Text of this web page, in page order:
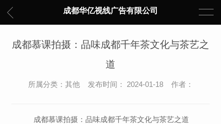
成都华亿视线广告有限公司
成都慕课拍摄：品味成都千年茶文化与茶艺之
道
所属分类：其他 发布时间： 2024-01-18 作者：
成都慕课拍摄：品味成都千年茶文化与茶艺之道